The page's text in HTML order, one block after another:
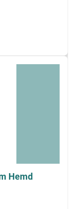
Hemd